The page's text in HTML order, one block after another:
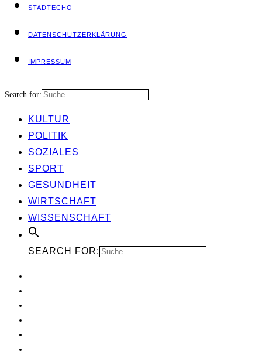
STADT­ECHO
DATEN­SCHUTZ­ER­KLÄ­RUNG
IMPRES­SUM
Search for:
KUL­TUR
POLI­TIK
SOZIA­LES
SPORT
GESUND­HEIT
WIRT­SCHAFT
WIS­SEN­SCHAFT
SEARCH FOR: